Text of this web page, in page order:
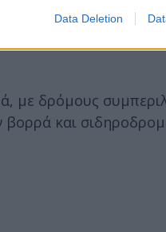
Data Deletion
ενημέρωσης
του, καθώς και
με δρόμους
και